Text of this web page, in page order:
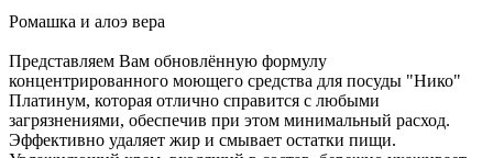
Ромашка и алоэ вера
Представляем Вам обновлённую формулу
концентрированного моющего средства для посуды "Нико"
Платинум, которая отлично справится с любыми
загрязнениями, обеспечив при этом минимальный расход.
Эффективно удаляет жир и смывает остатки пищи.